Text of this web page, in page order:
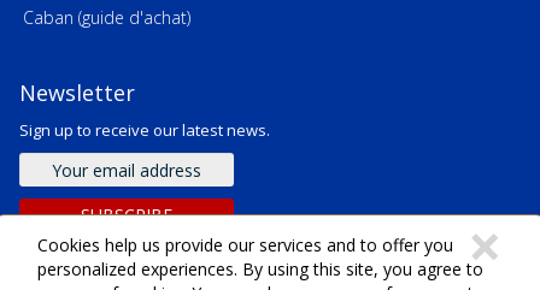
Caban (guide d'achat)
Newsletter
Sign up to receive our latest news.
Email
address
SUBSCRIBE ×
Cookies help us provide our services and to offer you
personalized experiences. By using this site, you agree to